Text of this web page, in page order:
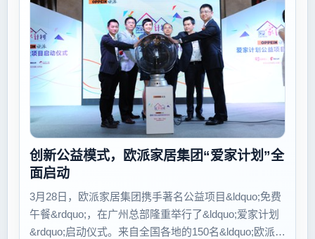
创新公益模式，欧派家居集团“爱家计划”全
面启动
3月28日，欧派家居集团携手著名公益项目&ldquo;免费
午餐&rdquo;，在广州总部隆重举行了&ldquo;爱家计划
&rdquo;启动仪式。来自全国各地的150名&ldquo;欧派爱